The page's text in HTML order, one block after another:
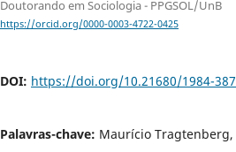
Doutorando em Sociologia - PPGSOL/UnB
https://orcid.org/0000-0003-4722-0425
DOI: https://doi.org/10.21680/1984-
Palavras-chave: Maurício